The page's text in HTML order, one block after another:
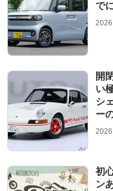
で
開
い
シ
ー
初
ン